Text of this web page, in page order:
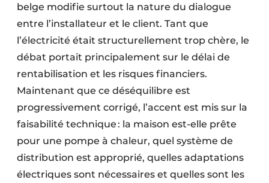
belge modifie surtout la nature du dialogue
entre l’installateur et le client. Tant que
l’électricité était structurellement trop chère, le
débat portait principalement sur le délai de
rentabilisation et les risques financiers.
Maintenant que ce déséquilibre est
progressivement corrigé, l’accent est mis sur la
faisabilité technique : la maison est-elle prête
pour une pompe à chaleur, quel système de
distribution est approprié, quelles adaptations
électriques sont nécessaires et quelles sont les